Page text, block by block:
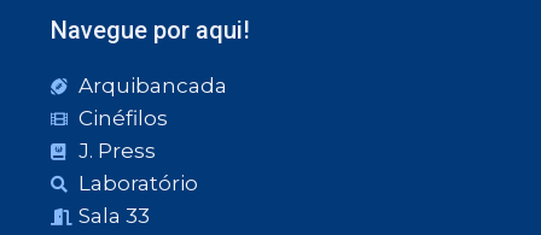
Navegue por aqui!
Arquibancada
Cinéfilos
J. Press
Laboratório
Sala 33